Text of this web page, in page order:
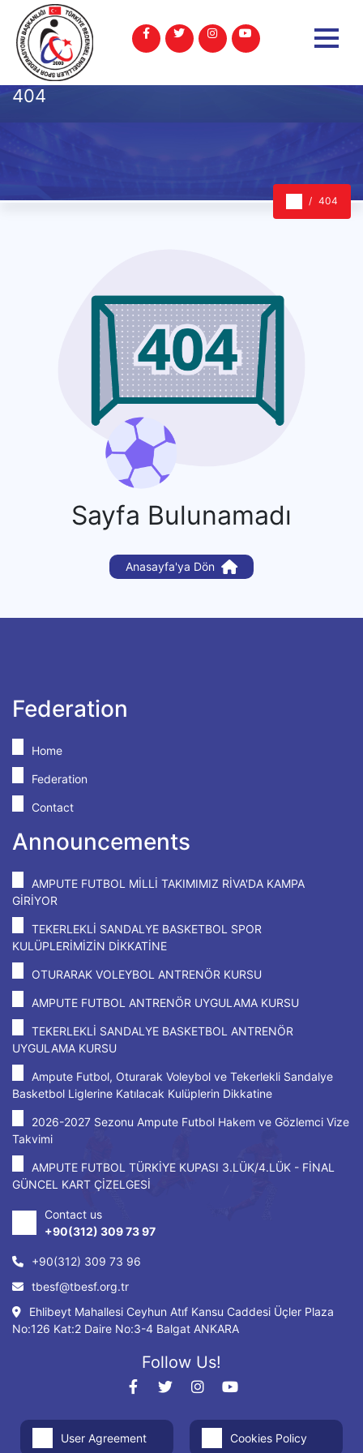
404
404
Sayfa Bulunamadı
Anasayfa'ya Dön
Federation
Home
Federation
Contact
Announcements
AMPUTE FUTBOL MİLLİ TAKIMIMIZ RİVA'DA KAMPA
GİRİYOR
TEKERLEKLİ SANDALYE BASKETBOL SPOR
KULÜPLERİMİZİN DİKKATİNE
OTURARAK VOLEYBOL ANTRENÖR KURSU
AMPUTE FUTBOL ANTRENÖR UYGULAMA KURSU
TEKERLEKLİ SANDALYE BASKETBOL ANTRENÖR
UYGULAMA KURSU
Ampute Futbol, Oturarak Voleybol ve Tekerlekli Sandalye
Basketbol Liglerine Katılacak Kulüplerin Dikkatine
2026-2027 Sezonu Ampute Futbol Hakem ve Gözlemci Vize
Takvimi
AMPUTE FUTBOL TÜRKİYE KUPASI 3.LÜK/4.LÜK - FİNAL
GÜNCEL KART ÇİZELGESİ
Contact us
+90(312) 309 73 97
+90(312) 309 73 96
tbesf@tbesf.org.tr
Ehlibeyt Mahallesi Ceyhun Atıf Kansu Caddesi Üçler Plaza
No:126 Kat:2 Daire No:3-4 Balgat ANKARA
Follow Us!
User Agreement Cookies Policy